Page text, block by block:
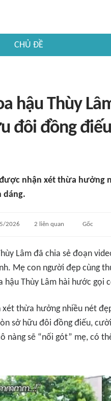
CHỦ ĐỀ
hậu Thùy
đôi đồng
nhận xét thừa hưởng
dáng.
2026 2 liên quan Gốc
Lâm đã chia sẻ đoạn
Mẹ con người đẹp cùng
hậu Thùy Lâm hài hước gọi
xét thừa hưởng nhiều nét
sở hữu đôi đồng điếu,
nàng sẽ “nối gót” mẹ, có